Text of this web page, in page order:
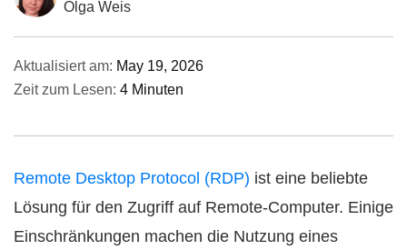
Olga Weis
Aktualisiert am: May 19, 2026
Zeit zum Lesen: 4 Minuten
Remote Desktop Protocol (RDP) ist eine beliebte
Lösung für den Zugriff auf Remote-Computer. Einige
Einschränkungen machen die Nutzung eines